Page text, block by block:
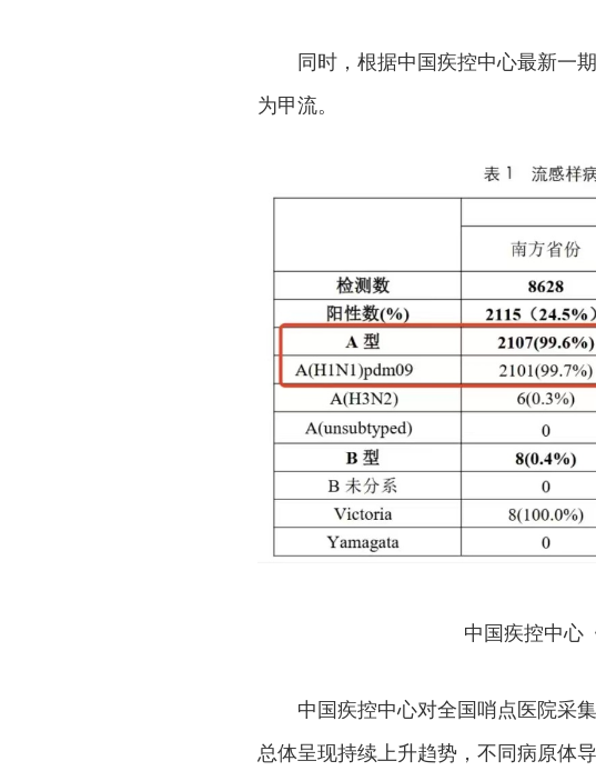
同时，根据中国疾控中心最新一
为甲流。
中国疾控中心
中国疾控中心对全国哨点医院采
总体呈现持续上升趋势，不同病原体